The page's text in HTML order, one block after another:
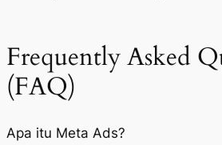
Frequently Asked
(FAQ)
Apa itu Meta Ads?